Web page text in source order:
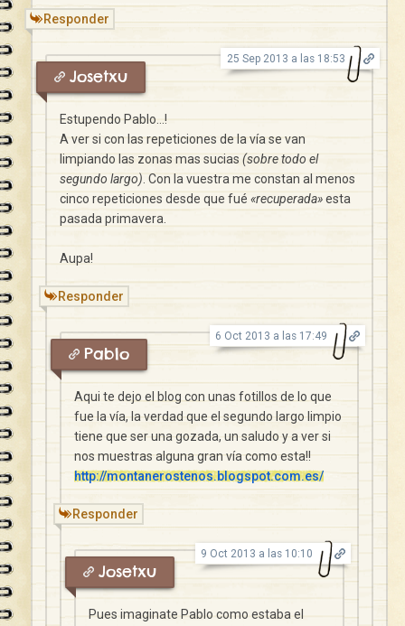
Responder
Josetxu
25 Sep 2013 a las 18:53
Estupendo Pablo…!
A ver si con las repeticiones de la vía se van
limpiando las zonas mas sucias(sobre todo el
segundo largo). Con la vuestra me constan al menos
cinco repeticiones desde que fué«recuperada»esta
pasada primavera.
Aupa!
Responder
Pablo
6 Oct 2013 a las 17:49
Aqui te dejo el blog con unas fotillos de lo que
fue la vía, la verdad que el segundo largo limpio
tiene que ser una gozada, un saludo y a ver si
nos muestras alguna gran vía como esta!!
http://montanerostenos.blogspot.com.es/
Responder
Josetxu
9 Oct 2013 a las 10:10
Pues imaginate Pablo como estaba el